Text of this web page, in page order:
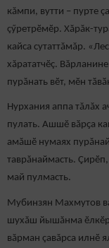
кăмпи, вутти – пурте
çӳретрӗмӗр. Хăрăк-
кайса сутаттăмăр.
хăрататчӗç.
пурăнать вӗт, мӗн
Нурхания аппа тăлăх
пулать. Ашшӗ вӑрҫа
амăшӗ нумаях
таврăнаймасть.
май пулмасть.
Мубинзян Махмутов
шухăш йышăнма
вăрман çавăрса илнӗ